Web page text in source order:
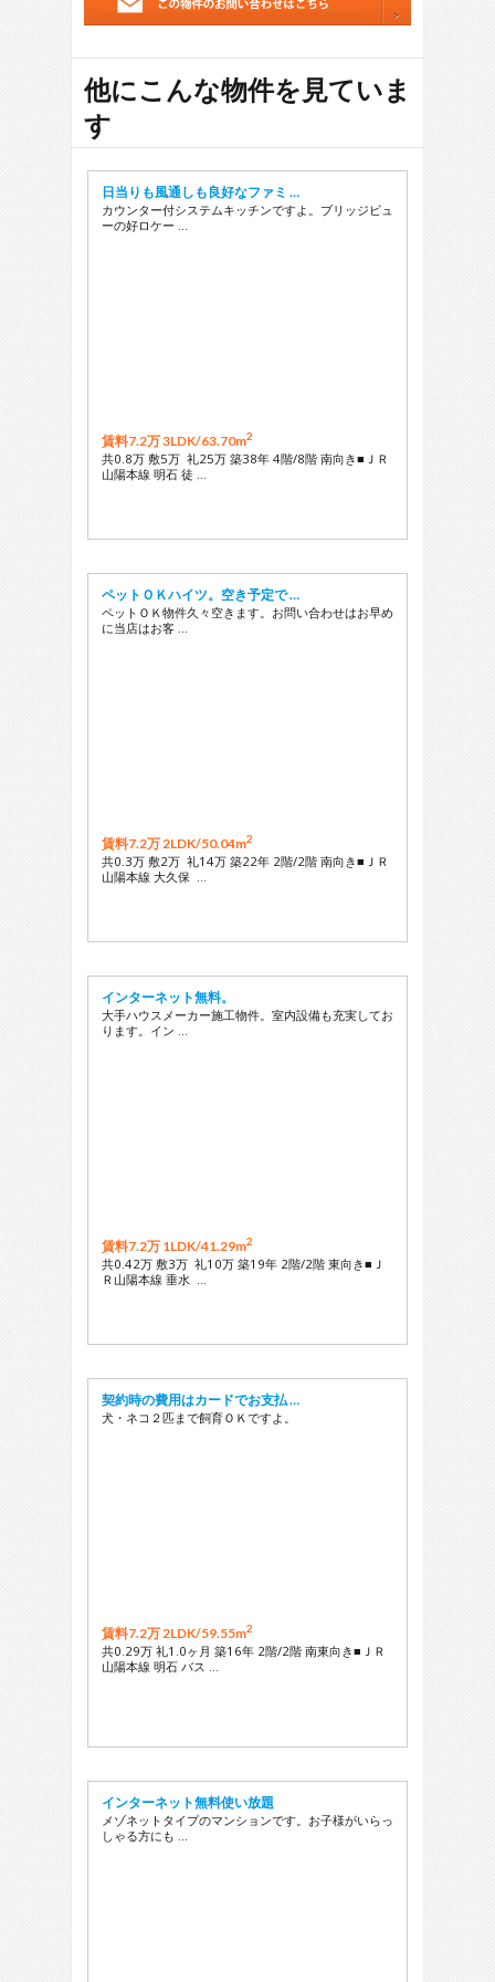
他にこんな物件を見ていま
す
日当りも風通しも良好なファミ …
カウンター付システムキッチンですよ。ブリッジビュ
ーの好ロケー …
賃料7.2万 3LDK/63.70m2
共0.8万 敷5万 礼25万 築38年 4階/8階 南向き■ＪＲ
山陽本線 明石 徒 …
ペットＯＫハイツ。空き予定で …
ペットＯＫ物件久々空きます。お問い合わせはお早め
に当店はお客 …
賃料7.2万 2LDK/50.04m2
共0.3万 敷2万 礼14万 築22年 2階/2階 南向き■ＪＲ
山陽本線 大久保 …
インターネット無料。
大手ハウスメーカー施工物件。室内設備も充実してお
ります。イン …
賃料7.2万 1LDK/41.29m2
共0.42万 敷3万 礼10万 築19年 2階/2階 東向き■Ｊ
Ｒ山陽本線 垂水 …
契約時の費用はカードでお支払 …
犬・ネコ２匹まで飼育ＯＫですよ。
賃料7.2万 2LDK/59.55m2
共0.29万 礼1.0ヶ月 築16年 2階/2階 南東向き■ＪＲ
山陽本線 明石 バス …
インターネット無料使い放題
メゾネットタイプのマンションです。お子様がいらっ
しゃる方にも …